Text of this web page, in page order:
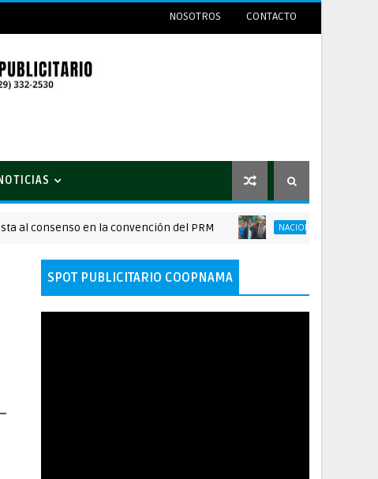
NOSOTROS CONTACTO
en la convención del PRM NACIONALES Juan
SPOT PUBLICITARIO COOPNAMA